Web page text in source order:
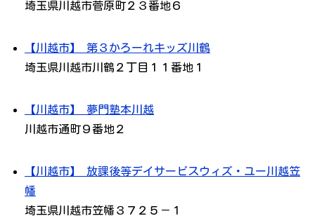
埼玉県川越市菅原町２３番地６
【川越市】 第３かろーれキッズ川鶴
埼玉県川越市川鶴２丁目１１番地１
【川越市】 夢門塾本川越
川越市通町９番地２
【川越市】 放課後等デイサービスウィズ・ユー川越笠
幡
埼玉県川越市笠幡３７２５－１